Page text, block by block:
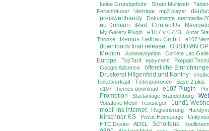
keine Grundgebühr
Strato Multiweb
Ferienhäuser
Verträge mp3 player
preiswerthandy Dokumente Intermedia-
eu Domain iPad ContactUs
My Gallery Plugin
e107 v 0723 Autor
Thonke
Remus Tiefbau GmbH e107
downloads final release OBSIDIAN
Medion Autonavigation Corllete Lab
Europe
TopTarif epayment Prepaid
Google Adsense
öffentliche
Druckerei Hilgenfeld und Kontny
Ticketverkauf
Tintenpatronen Base 2 plus
e107 Themes download
e107 Plugin
Promotion Startanlage-Brandenburg
Vodafone Mobil
Testsieger 1und1
mobil ins Internet
Registrierung
Kirschner KG
Privat-Homepage
HTC Desire ADSL Schollene